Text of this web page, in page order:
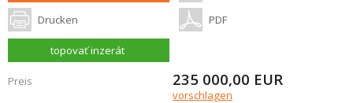
Drucken PDF
topovať inzerát
Preis 235 000,00 EUR
vorschlagen